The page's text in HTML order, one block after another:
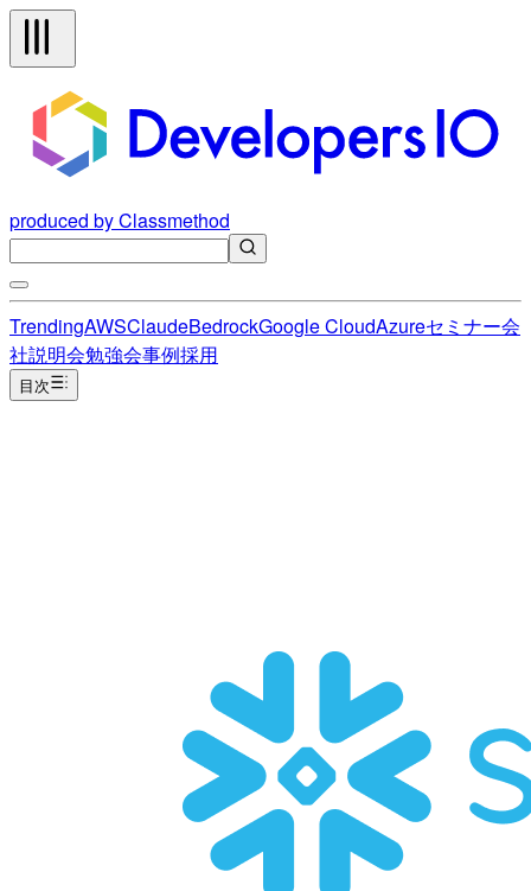
produced by Classmethod
TrendingAWSClaudeBedrockGoogle CloudAzureセミナー会
社説明会勉強会事例採用
目次